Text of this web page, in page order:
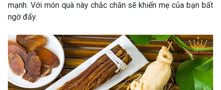
mạnh. Với món quà này chắc chắn sẽ khiến mẹ của bạn bất
ngờ đấy.